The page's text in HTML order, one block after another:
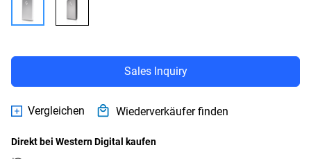
Sales Inquiry
Vergleichen Wiederverkäufer finden
Direkt bei Western Digital kaufen